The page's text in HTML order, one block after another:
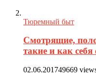
Тюремный быт
Смотрящие,
такие и как себя
02.06.201749669